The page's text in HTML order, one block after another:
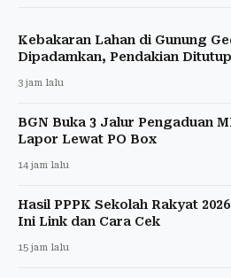
Kebakaran Lahan di Gunung
Dipadamkan, Pendakian Ditutup
3 jam lalu
BGN Buka 3 Jalur Pengaduan
Lapor Lewat PO Box
14 jam lalu
Hasil PPPK Sekolah Rakyat
Ini Link dan Cara Cek
15 jam lalu